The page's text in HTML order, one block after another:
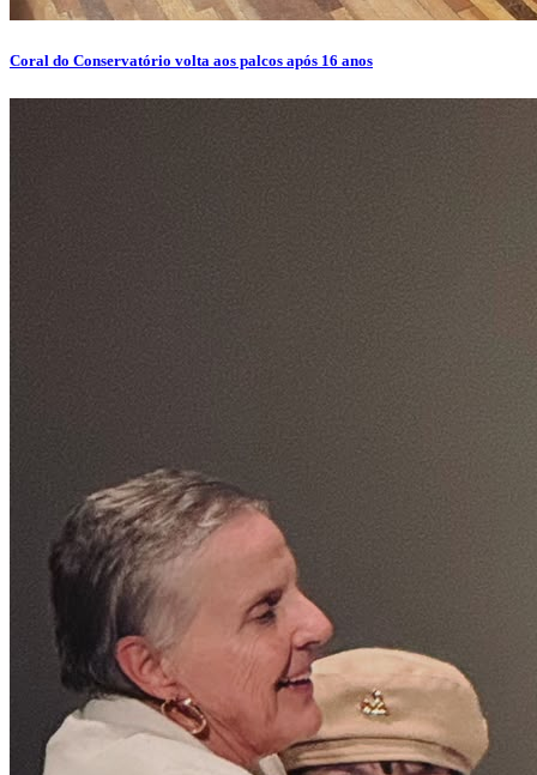
Coral do Conservatório volta aos palcos após 16 anos